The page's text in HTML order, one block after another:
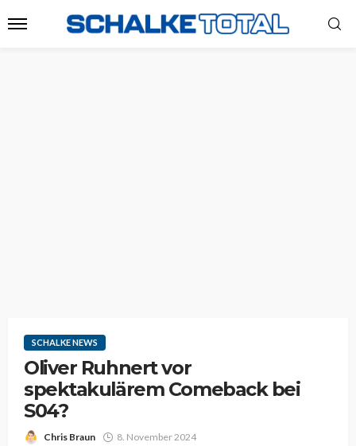
SCHALKE NEWS
Oliver Ruhnert vor
spektakulärem Comeback bei
S04?
Chris Braun 8. November 2024